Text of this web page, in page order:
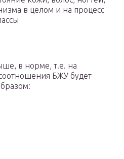
в целом и на процесс
в норме, т.е. на
БЖУ будет